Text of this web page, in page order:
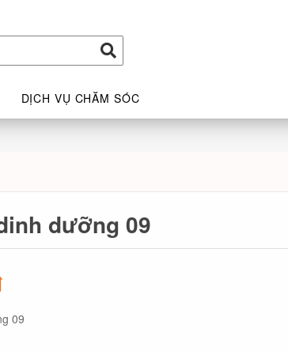
DỊCH VỤ CHĂM SÓC
dưỡng 09
09